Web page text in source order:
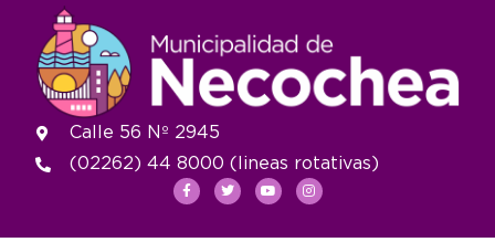
Calle 56 Nº 2945
(02262) 44 8000 (lineas rotativas)